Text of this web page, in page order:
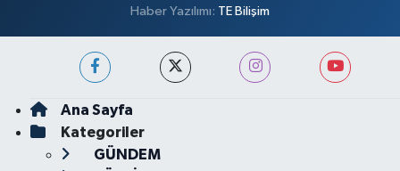
Haber Yazılımı: TE Bilişim
Ana Sayfa
Kategoriler
GÜNDEM